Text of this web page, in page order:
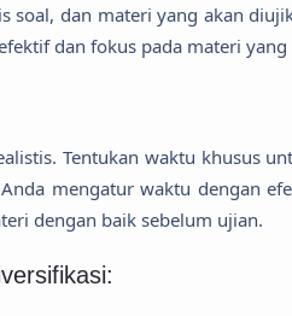
soal, dan materi yang akan
dan fokus pada materi yang
Tentukan waktu khusus
mengatur waktu dengan
dengan baik sebelum ujian.